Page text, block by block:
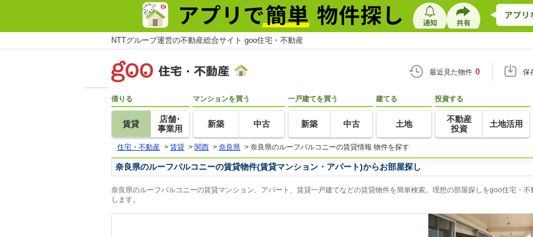
NTTグループ運営の不動産総合サイト goo住宅・不動産
最近見た物件 0 保
借りる
賃貸
店舗･
事業用
マンションを買う
新築 中古
一戸建てを買う
新築 中古
建てる
土地
投資する
不動産
投資
土地活用
住宅・不動産 > 賃貸 > 関西 > 奈良県 > 奈良県のルーフバルコニーの賃貸情報 物件を探す
奈良県のルーフバルコニーの賃貸物件(賃貸マンション・アパート)からお部屋探し
奈良県のルーフバルコニーの賃貸マンション、アパート、賃貸一戸建てなどの賃貸物件を簡単検索。理想の部屋探しをgoo住宅・不
します。